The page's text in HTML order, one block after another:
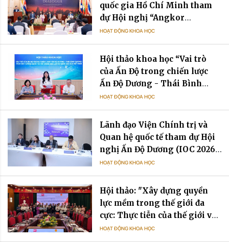
quốc gia Hồ Chí Minh tham
dự Hội nghị “Angkor
Dialogue” về hợp tác Ấn Độ -
Mekong
HOẠT ĐỘNG KHOA HỌC
Hội thảo khoa học “Vai trò
của Ấn Độ trong chiến lược
Ấn Độ Dương - Thái Bình
Dương của các cường quốc và
tác động đến lợi ích quốc gia
của Việt Nam”
HOẠT ĐỘNG KHOA HỌC
Lãnh đạo Viện Chính trị và
Quan hệ quốc tế tham dự Hội
nghị Ấn Độ Dương (IOC 2026)
tại Mauritius
HOẠT ĐỘNG KHOA HỌC
Hội thảo: "Xây dựng quyền
lực mềm trong thế giới đa
cực: Thực tiễn của thế giới và
gợi mở cho Việt Nam”
HOẠT ĐỘNG KHOA HỌC